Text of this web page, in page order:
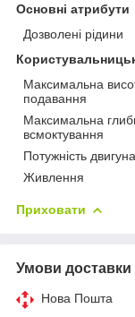
Основні атрибути
Дозволені рідини
Максимальна
подавання
Максимальна
всмоктування
Потужність двигуна
Живлення
Приховати
Умови доставки
Нова Пошта